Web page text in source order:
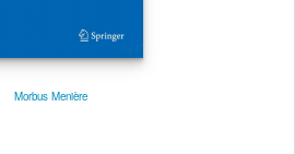
Morbus Menière